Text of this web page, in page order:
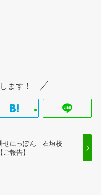
ます！
せにっぽん 石垣校
【ご報告】